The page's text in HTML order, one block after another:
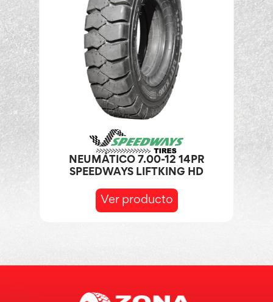
NEUMÁTICO 7.00-12 14PR
SPEEDWAYS LIFTKING HD
Ver producto